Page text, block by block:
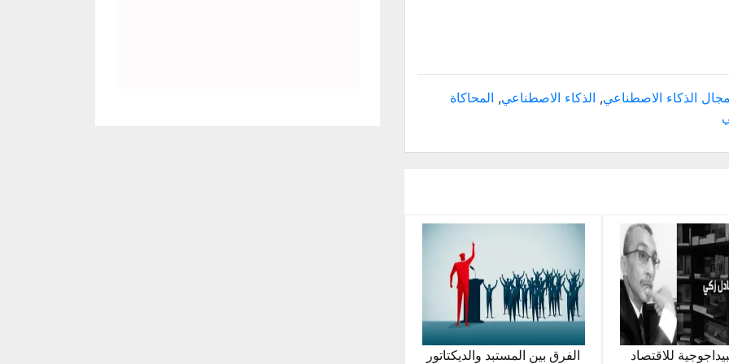
الذكاء الاصطناعي, الذكاء الاصطناعي, المحاكاة
للاقتصاد الفرق بين المستبد والديكتاتور